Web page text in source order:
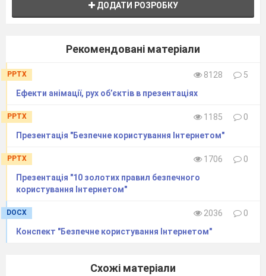
ДОДАТИ РОЗРОБКУ
Рекомендовані матеріали
PPTX 8128
5
Ефекти анімації, рух об’єктів в презентаціях
PPTX 1185
0
Презентація "Безпечне користування Інтернетом"
PPTX 1706
0
Презентація "10 золотих правил безпечного
користування Інтернетом"
DOCX 2036
0
Конспект "Безпечне користування Інтернетом"
Схожі матеріали